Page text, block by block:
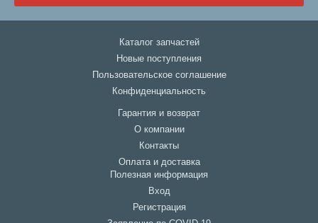
Каталог запчастей
Новые поступления
Пользовательское соглашение
Конфиденциальность
Гарантия и возврат
О компании
Контакты
Оплата и доставка
Полезная информация
Вход
Регистрация